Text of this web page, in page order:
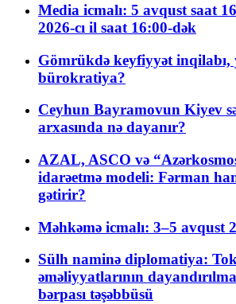
Media icmalı: 5 avqust saat
2026-cı il saat 16:00-dək
Gömrükdə keyfiyyət inqilabı,
bürokratiya?
Ceyhun Bayramovun Kiyev
arxasında nə dayanır?
AZAL, ASCO və
idarəetmə modeli: Fərman
gətirir?
Məhkəmə icmalı: 3–5 avqust
Sülh naminə diplomatiya:
əməliyyatlarının
bərpası təşəbbüsü